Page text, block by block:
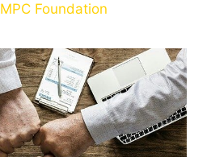
MPC Foundation